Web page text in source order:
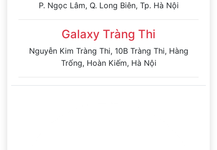
P. Ngọc Lâm, Q. Long Biên, Tp. Hà Nội
Galaxy Tràng Thi
Nguyễn Kim Tràng Thi, 10B Tràng Thi, Hàng
Trống, Hoàn Kiếm, Hà Nội